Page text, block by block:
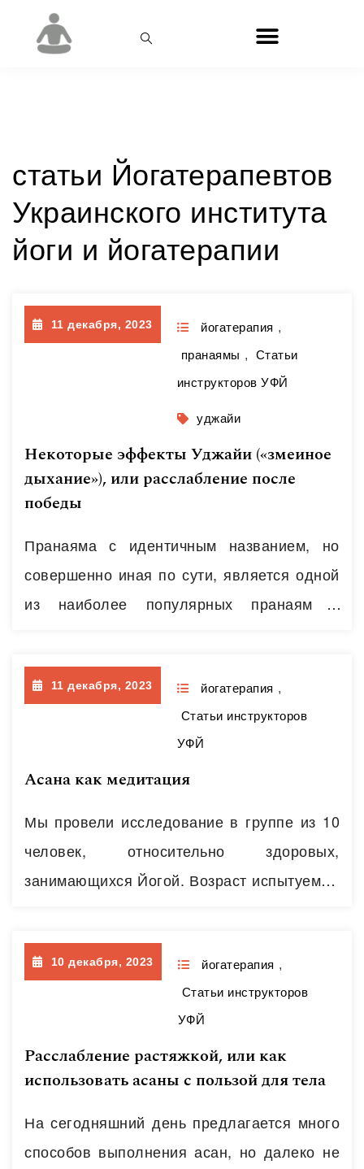
статьи Йогатерапевтов
Украинского института
йоги и йогатерапии
11 декабря, 2023 йогатерапия ,
пранаямы ,
Статьи
инструкторов УФЙ
уджайи
Некоторые эффекты Уджайи («змеиное
дыхание»), или расслабление после
победы
Пранаяма с идентичным названием, но
совершенно иная по сути, является одной
из наиболее популярных пранаям в
является плодом практики ее
«законодателя» и вдохновителя – Шри
Паттабхи Джойса. Практика весьма
динамична — асаны сгруппированы в
определенные последовательности
четко по предписанной схеме. Красной
11 декабря, 2023 йогатерапия ,
Статьи инструкторов
УФЙ
Асана как медитация
Мы провели исследование в группе из 10
человек, относительно здоровых,
занимающихся Йогой. Возраст испытуемых
человека) и 4-5 лет (6 человек). Что мы
измеряли: простейшие показатели
гемодинамики в асанах ( систолическое
артериальное давление (САД),
диастолическое артериальное давление
(ДАД), частоту сердечных сокращений, или
пульс (ЧСС)). Приборы, которыми…
далее
10 декабря, 2023 йогатерапия ,
Статьи инструкторов
УФЙ
Расслабление растяжкой, или как
использовать асаны с пользой для тела
На сегодняшний день предлагается много
способов выполнения асан, но далеко не